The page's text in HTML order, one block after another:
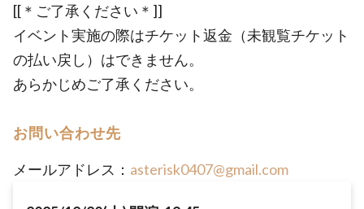
[[＊ご了承ください＊]]
イベント実施の際はチケット返金（未観覧チケット
の払い戻し）はできません。
あらかじめご了承ください。
お問い合わせ先
メールアドレス： asterisk0407@gmail.com